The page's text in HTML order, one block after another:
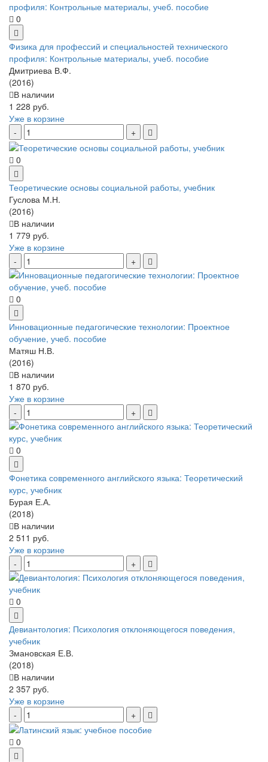
0
Физика для профессий и специальностей технического
профиля: Контрольные материалы, учеб. пособие
Дмитриева В.Ф.
(2016)
В наличии
1 228 руб.
Уже в корзине
0
Теоретические основы социальной работы, учебник
Гуслова М.Н.
(2016)
В наличии
1 779 руб.
Уже в корзине
0
Инновационные педагогические технологии: Проектное
обучение, учеб. пособие
Матяш Н.В.
(2016)
В наличии
1 870 руб.
Уже в корзине
0
Фонетика современного английского языка: Теоретический
курс, учебник
Бурая Е.А.
(2018)
В наличии
2 511 руб.
Уже в корзине
0
Девиантология: Психология отклоняющегося поведения,
учебник
Змановская Е.В.
(2018)
В наличии
2 357 руб.
Уже в корзине
0